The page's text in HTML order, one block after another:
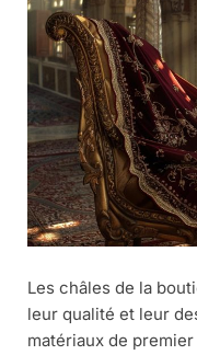
Les châles de la
leur qualité et leur
matériaux de